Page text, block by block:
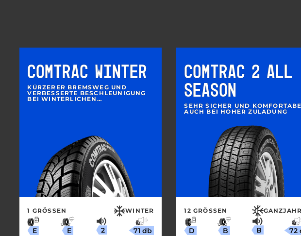
COMTRAC WINTER
KÜRZERER BREMSWEG UND
VERBESSERTE BESCHLEUNIGUNG
BEI WINTERLICHEN
1 GRÖSSEN WINTER
E E 2 71 db
COMTRAC 2 ALL
SEASON
SEHR SICHER UND
AUCH BEI HOHER ZULADUNG
12 GRÖSSEN
D B B 72